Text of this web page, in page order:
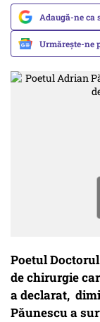
Adaugă-ne ca
Urmărește-ne
Poetul
de chirurgie
a declarat,
Păunescu a